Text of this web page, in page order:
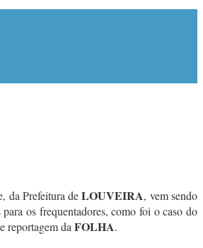
da Prefeitura deLOUVEIRA, vem sendo
os frequentadores, como foi o caso do
reportagem da FOLHA.